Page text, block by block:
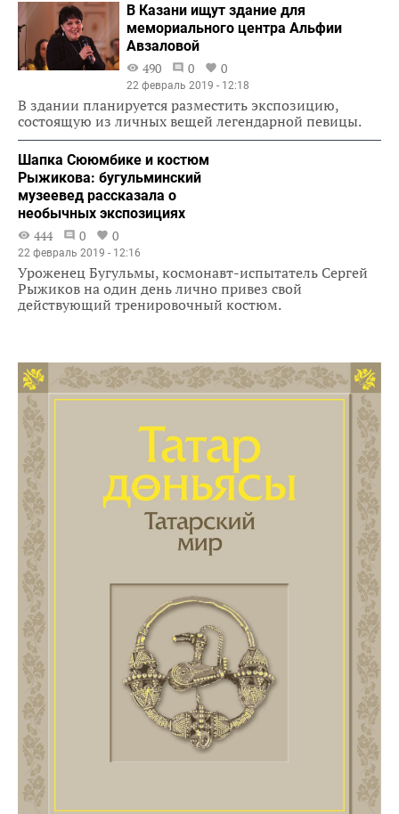
В Казани ищут здание для
мемориального центра Альфии
Авзаловой
490
0 0
22 февраль 2019 - 12:18
В здании планируется разместить экспозицию,
состоящую из личных вещей легендарной певицы.
Шапка Сююмбике и костюм
Рыжикова: бугульминский
музеевед рассказала о
необычных экспозициях
444
0 0
22 февраль 2019 - 12:16
Уроженец Бугульмы, космонавт-испытатель Сергей
Рыжиков на один день лично привез свой
действующий тренировочный костюм.